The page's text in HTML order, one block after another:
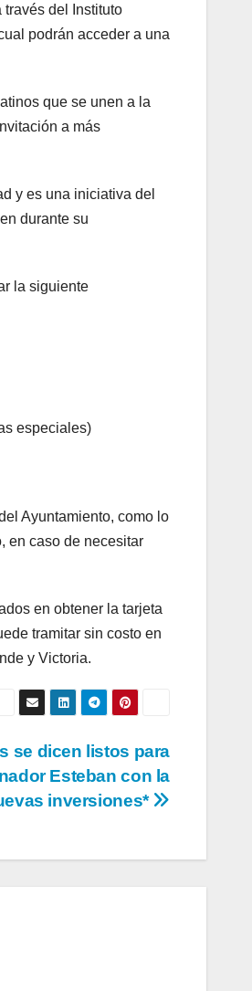
del Instituto
podrán acceder a una
que se unen a la
a más
y es una iniciativa del
durante su
la siguiente
especiales)
Ayuntamiento, como lo
en caso de necesitar
en obtener la tarjeta
tramitar sin costo en
y Victoria.
se dicen listos para
Esteban con la
inversiones*